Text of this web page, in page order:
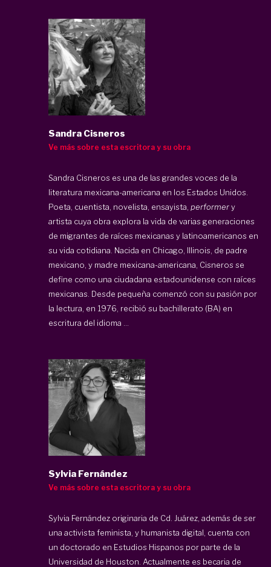
Sandra Cisneros
Ve más sobre esta escritora y su obra
Sandra Cisneros es una de las grandes voces de la
literatura mexicana-americana en los Estados Unidos.
Poeta, cuentista, novelista, ensayista, performery
artista cuya obra explora la vida de varias generaciones
de migrantes de raíces mexicanas y latinoamericanos en
su vida cotidiana. Nacida en Chicago, Illinois, de padre
mexicano, y madre mexicana-americana, Cisneros se
define como una ciudadana estadounidense con raíces
mexicanas. Desde pequeña comenzó con su pasión por
la lectura, en 1976, recibió su bachillerato (BA) en
escritura del idioma ...
Sylvia Fernández
Ve más sobre esta escritora y su obra
Sylvia Fernández originaria de Cd. Juárez, además de ser
una activista feminista, y humanista digital, cuenta con
un doctorado en Estudios Hispanos por parte de la
Universidad de Houston. Actualmente es becaria de